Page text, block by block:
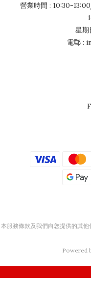
營業時間 : 10:30-
星期
電郵 :
本服務條款及我們向您提供的其
Powered